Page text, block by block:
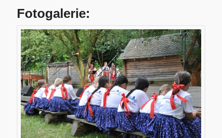
Fotogalerie: